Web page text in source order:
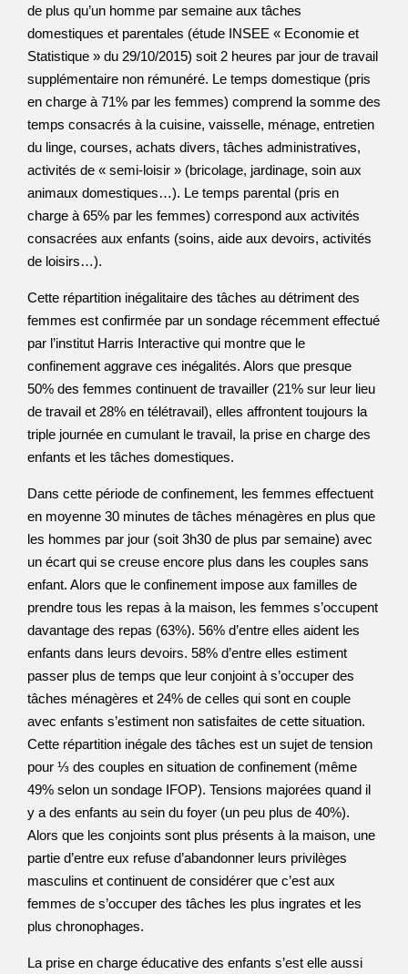
de plus qu’un homme par semaine aux tâches
domestiques et parentales (étude INSEE « Economie et
Statistique » du 29/10/2015) soit 2 heures par jour de travail
supplémentaire non rémunéré. Le temps domestique (pris
en charge à 71% par les femmes) comprend la somme des
temps consacrés à la cuisine, vaisselle, ménage, entretien
du linge, courses, achats divers, tâches administratives,
activités de « semi-loisir » (bricolage, jardinage, soin aux
animaux domestiques…). Le temps parental (pris en
charge à 65% par les femmes) correspond aux activités
consacrées aux enfants (soins, aide aux devoirs, activités
de loisirs…).
Cette répartition inégalitaire des tâches au détriment des
femmes est confirmée par un sondage récemment effectué
par l’institut Harris Interactive qui montre que le
confinement aggrave ces inégalités. Alors que presque
50% des femmes continuent de travailler (21% sur leur lieu
de travail et 28% en télétravail), elles affrontent toujours la
triple journée en cumulant le travail, la prise en charge des
enfants et les tâches domestiques.
Dans cette période de confinement, les femmes effectuent
en moyenne 30 minutes de tâches ménagères en plus que
les hommes par jour (soit 3h30 de plus par semaine) avec
un écart qui se creuse encore plus dans les couples sans
enfant. Alors que le confinement impose aux familles de
prendre tous les repas à la maison, les femmes s’occupent
davantage des repas (63%). 56% d’entre elles aident les
enfants dans leurs devoirs. 58% d’entre elles estiment
passer plus de temps que leur conjoint à s’occuper des
tâches ménagères et 24% de celles qui sont en couple
avec enfants s’estiment non satisfaites de cette situation.
Cette répartition inégale des tâches est un sujet de tension
pour ⅓ des couples en situation de confinement (même
49% selon un sondage IFOP). Tensions majorées quand il
y a des enfants au sein du foyer (un peu plus de 40%).
Alors que les conjoints sont plus présents à la maison, une
partie d’entre eux refuse d’abandonner leurs privilèges
masculins et continuent de considérer que c’est aux
femmes de s’occuper des tâches les plus ingrates et les
plus chronophages.
La prise en charge éducative des enfants s’est elle aussi